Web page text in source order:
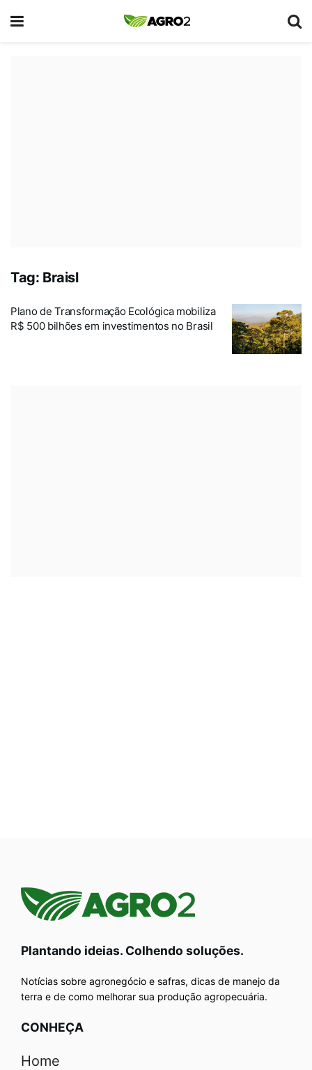
Tag: Braisl
Plano de Transformação Ecológica mobiliza
R$ 500 bilhões em investimentos no Brasil
Plantando ideias. Colhendo soluções.
Notícias sobre agronegócio e safras, dicas de manejo da
terra e de como melhorar sua produção agropecuária.
CONHEÇA
Home